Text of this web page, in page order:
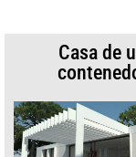
Casa de